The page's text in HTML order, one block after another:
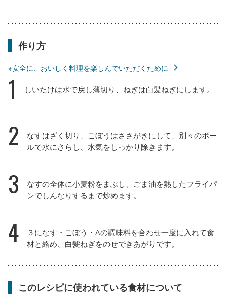
作り方
※安全に、おいしく料理を楽しんでいただくために
1 しいたけは水で戻し薄切り、ねぎは白髪ねぎにします。
2
なすはざく切り、ごぼうはささがきにして、別々のボー
ルで水にさらし、水気をしっかり除きます。
3
なすの全体に小麦粉をまぶし、ごま油を熱したフライパ
ンでしんなりするまで炒めます。
4
３になす・ごぼう・Aの調味料を合わせ一度に入れて食
材と絡め、白髪ねぎをのせできあがりです。
このレシピに使われている食材について